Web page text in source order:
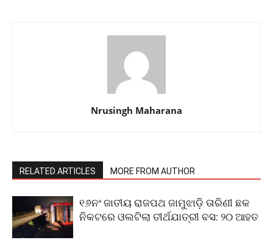
Nrusingh Maharana
RELATED ARTICLES MORE FROM AUTHOR
୧୬ନଂ ଜାତୀୟ ରାଜପଥ ଜାମୁଝାଡ଼ି ତାରିଣୀ ଛକ
ନିକଟରେ ଓଲଟିଲା ତୀର୍ଥଯାତ୍ରୀ ବସ: ୨୦ ଆହତ